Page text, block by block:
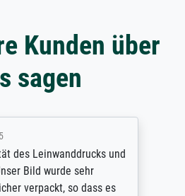
Kunden über
sagen
des Leinwanddrucks und
Bild wurde sehr
verpackt, so dass es